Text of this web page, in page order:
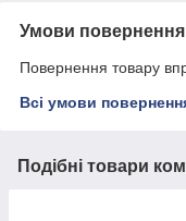
Умови повернення
Повернення товару
Всі умови
Подібні товари